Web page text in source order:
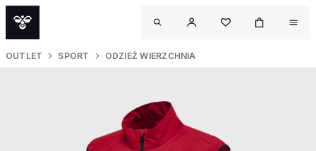
OUTLET SPORT ODZIEŻ WIERZCHNIA